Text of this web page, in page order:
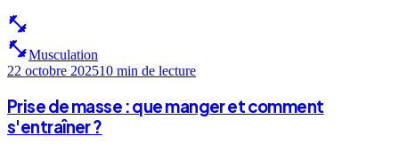
fitness_center
fitness_centerMusculation
22 octobre 202510 min de lecture
Prise de masse : que manger et comment
s'entraîner ?